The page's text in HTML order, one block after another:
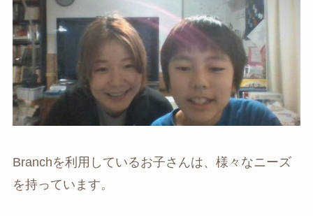
Branchを利用しているお子さんは、様々なニーズ
を持っています。